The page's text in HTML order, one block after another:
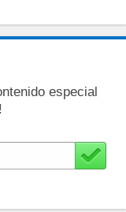
especial